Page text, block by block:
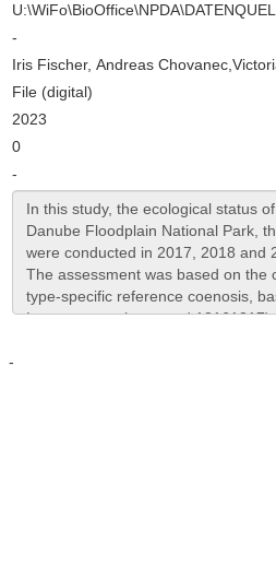
-
Iris Fischer, Andreas
File (digital)
2023
0
-
-